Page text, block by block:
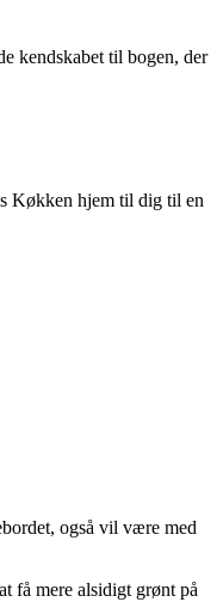
kendskabet til bogen, der
Køkken hjem til dig til en
også vil være med
få mere alsidigt grønt på